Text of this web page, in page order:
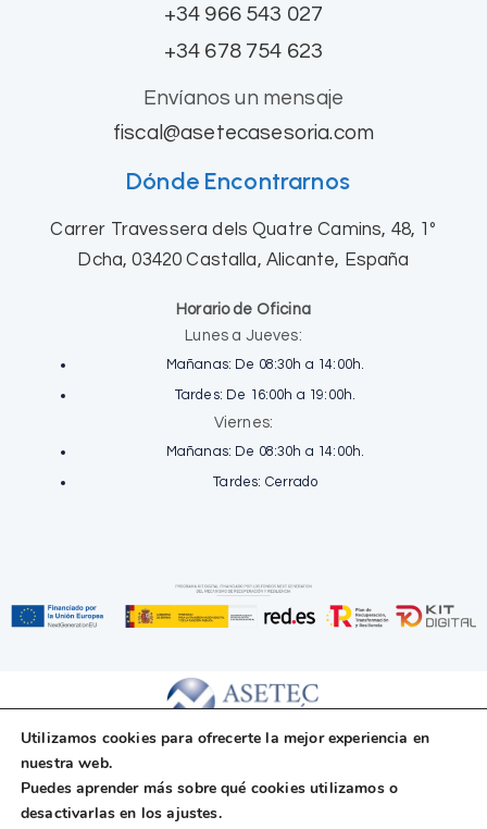
+34 966 543 027
+34 678 754 623
Envíanos un mensaje
fiscal@asetecasesoria.com
Dónde Encontrarnos
Carrer Travessera dels Quatre Camins, 48, 1º
Dcha, 03420 Castalla, Alicante, España
Horario de Oficina
Lunes a Jueves:
Mañanas: De 08:30h a 14:00h.
Tardes: De 16:00h a 19:00h.
Viernes:
Mañanas: De 08:30h a 14:00h.
Tardes: Cerrado
Copyright © 2025 Asetec Fiscal, S.L. Todos los
derechos reservados.
Utilizamos cookies para ofrecerte la mejor experiencia en
nuestra web.
Puedes aprender más sobre qué cookies utilizamos o
desactivarlas en losajustes.